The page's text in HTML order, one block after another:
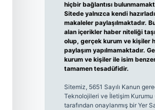
hiçbir bağlantısı
Sitede yalnızca kendi
makaleler paylaşılmaktadır.
alan içerikler haber niteliği
olup, gerçek kurum ve kişiler
paylaşım yapılmamaktadır.
kurum ve kişiler ile isim
tamamen tesadüfidir.
Sitemiz, 5651 Sayılı Kanun
Teknolojileri ve İletişim Kurumu
tarafından onaylanmış bir Yer